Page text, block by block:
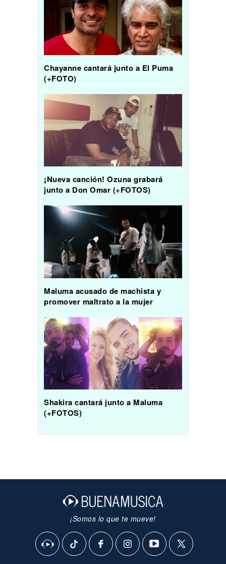
Chayanne cantará junto a El Puma
(+FOTO)
¡Nueva canción! Ozuna grabará
junto a Don Omar (+FOTOS)
Maluma acusado de machista y
promover maltrato a la mujer
Shakira cantará junto a Maluma
(+FOTOS)
¡Somos lo que te mueve!